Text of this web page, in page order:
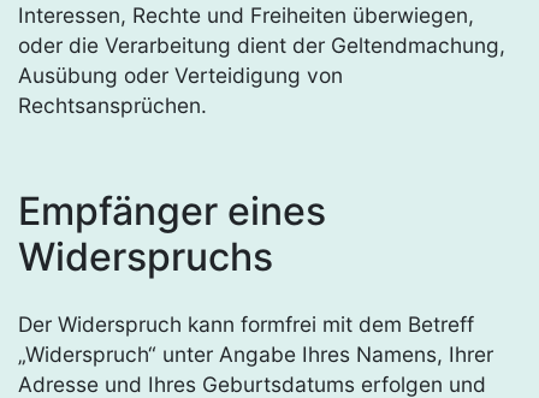
Interessen, Rechte und Freiheiten überwiegen,
oder die Verarbeitung dient der Geltendmachung,
Ausübung oder Verteidigung von
Rechtsansprüchen.
Empfänger eines
Widerspruchs
Der Widerspruch kann formfrei mit dem Betreff
„Widerspruch“ unter Angabe Ihres Namens, Ihrer
Adresse und Ihres Geburtsdatums erfolgen und